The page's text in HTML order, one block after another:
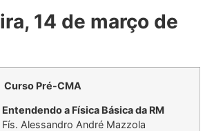
14 de março de
Curso Pré-CMA
Entendendo a Física Básica da RM
Fís. Alessandro André Mazzola